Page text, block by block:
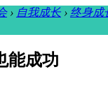
› 自我成长 › 终身成
能成功